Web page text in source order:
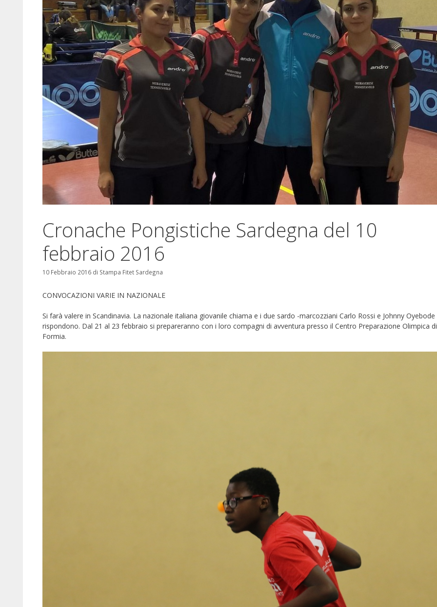
Cronache Pongistiche Sardegna del 10
febbraio 2016
10 Febbraio 2016 di Stampa Fitet Sardegna
CONVOCAZIONI VARIE IN NAZIONALE
Si farà valere in Scandinavia. La nazionale italiana giovanile chiama e i due sardo -marcozziani Carlo Rossi e Johnny Oyebode
rispondono. Dal 21 al 23 febbraio si prepareranno con i loro compagni di avventura presso il Centro Preparazione Olimpica di
Formia.